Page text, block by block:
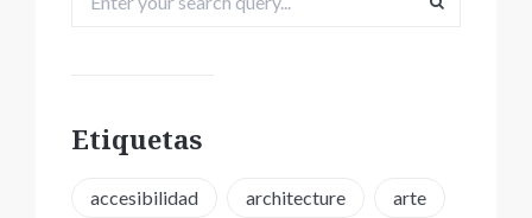
Etiquetas
accesibilidad architecture arte